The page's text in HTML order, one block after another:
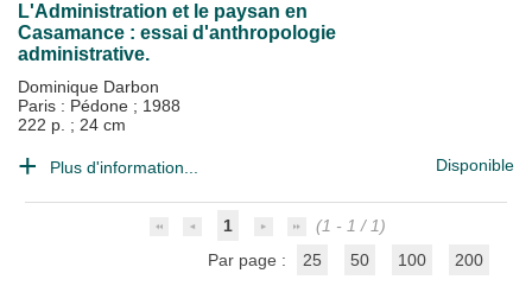
L'Administration et le paysan en
Casamance : essai d'anthropologie
administrative.
Dominique Darbon
Paris : Pédone ; 1988
222 p. ; 24 cm
Plus d'information... Disponible
1
(1 - 1 / 1)
Par page :
25 50 100 200